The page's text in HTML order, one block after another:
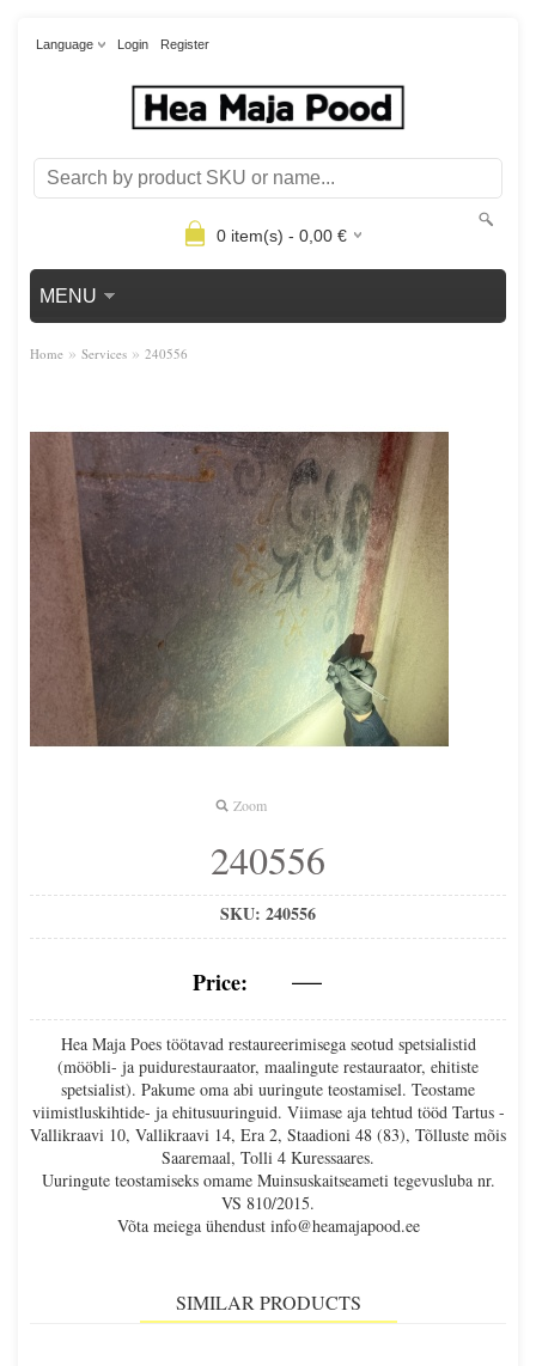
Language Login Register
0item(s) - 0,00€
MENU
Home » Services » 240556
Zoom
240556
SKU: 240556
Price: —
Hea Maja Poes töötavad restaureerimisega seotud spetsialistid
(mööbli- ja puidurestauraator, maalingute restauraator, ehitiste
spetsialist). Pakume oma abi uuringute teostamisel. Teostame
viimistluskihtide- ja ehitusuuringuid. Viimase aja tehtud tööd Tartus -
Vallikraavi 10, Vallikraavi 14, Era 2, Staadioni 48 (83), Tõlluste mõis
Saaremaal, Tolli 4 Kuressaares.
Uuringute teostamiseks omame Muinsuskaitseameti tegevusluba nr.
VS 810/2015.
Võta meiega ühendust info@heamajapood.ee
SIMILAR PRODUCTS